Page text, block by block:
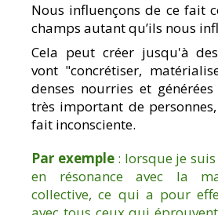
Nous influençons de ce fait
champs autant qu’ils nous
Cela peut créer jusqu'à
vont "concrétiser,
denses nourries et
très important de
fait inconsciente.
Par exemple : lorsque je suis
en résonance avec la
collective, ce qui a pour